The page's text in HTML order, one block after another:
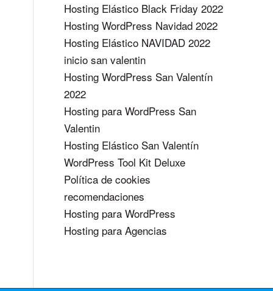
Hosting Elástico Black Friday 2022
Hosting WordPress Navidad 2022
Hosting Elástico NAVIDAD 2022
inicio san valentin
Hosting WordPress San Valentín
2022
Hosting para WordPress San
Valentin
Hosting Elástico San Valentín
WordPress Tool Kit Deluxe
Política de cookies
recomendaciones
Hosting para WordPress
Hosting para Agencias